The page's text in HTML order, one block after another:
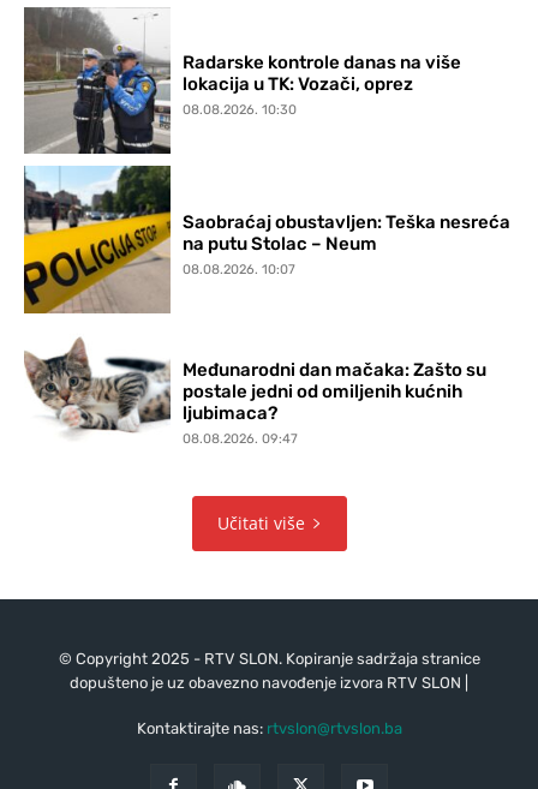
Radarske kontrole danas na više
lokacija u TK: Vozači, oprez
08.08.2026. 10:30
Saobraćaj obustavljen: Teška nesreća
na putu Stolac – Neum
08.08.2026. 10:07
Međunarodni dan mačaka: Zašto su
postale jedni od omiljenih kućnih
ljubimaca?
08.08.2026. 09:47
Učitati više
© Copyright 2025 - RTV SLON. Kopiranje sadržaja stranice
dopušteno je uz obavezno navođenje izvora RTV SLON |
Kontaktirajte nas: rtvslon@rtvslon.ba